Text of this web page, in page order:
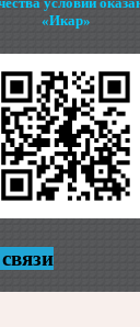
«Икар»